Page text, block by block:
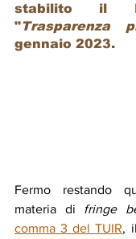
stabilito il
"Trasparenza
gennaio 2023.
Fermo restando
materia di fringe
comma 3 del TUIR, il